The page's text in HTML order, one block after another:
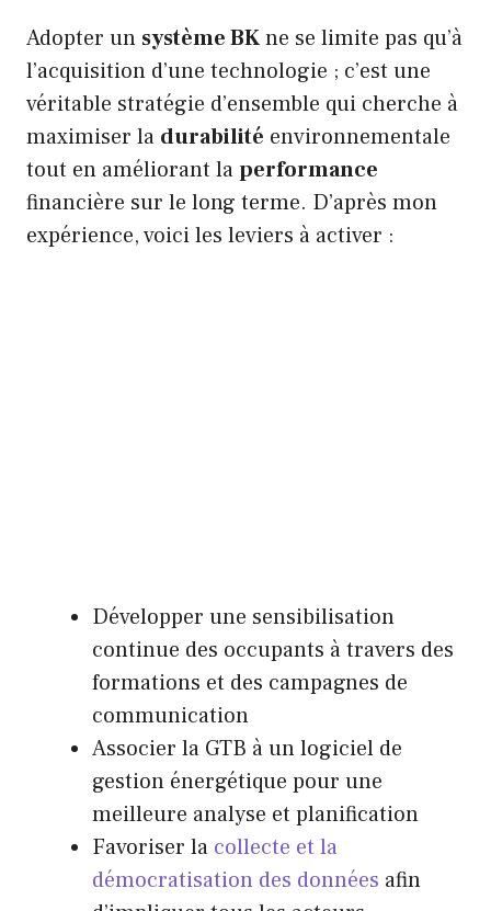
Adopter un système BKne se limite pas qu’à
l’acquisition d’une technologie ; c’est une
véritable stratégie d’ensemble qui cherche à
maximiser la durabilité environnementale
tout en améliorant laperformance
financière sur le long terme. D’après mon
expérience, voici les leviers à activer :
Développer une sensibilisation
continue des occupants à travers des
formations et des campagnes de
communication
Associer la GTB à un logiciel de
gestion énergétique pour une
meilleure analyse et planification
Favoriser la collecte et la
démocratisation des données afin